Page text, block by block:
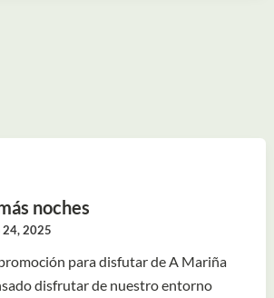
noches
24, 2025
para disfutar de A Mariña
disfrutar de nuestro entorno